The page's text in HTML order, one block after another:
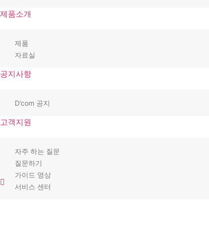
제품소개
제품
자료실
공지사항
D’com 공지
고객지원
자주 하는 질문
질문하기
가이드 영상
서비스 센터